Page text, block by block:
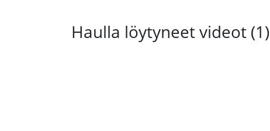
Haulla löytyneet videot (1)